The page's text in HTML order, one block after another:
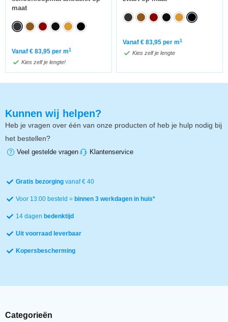
maat
Vanaf € 83,95 per m1
Kies zelf je lengte!
Vanaf € 83,95 per m1
Kies zelf je lengte
Kunnen wij helpen?
Heb je vragen over één van onze producten of heb je hulp nodig bij
het bestellen?
Veel gestelde vragen Klantenservice
Gratis bezorgingvanaf € 40
Voor 13:00 besteld = binnen 3 werkdagen in huis*
14 dagen bedenktijd
Uit voorraad leverbaar
Kopersbescherming
Categorieën